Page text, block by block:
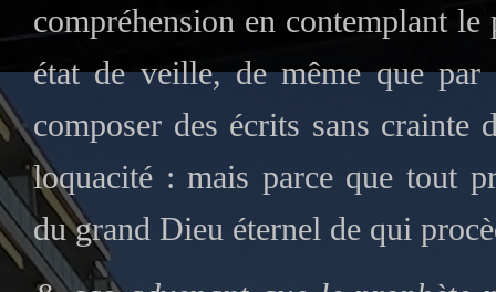
compréhension en contemplant
état de veille, de même que par
composer des écrits sans crainte
loquacité : mais parce que tout
du grand Dieu éternel de qui